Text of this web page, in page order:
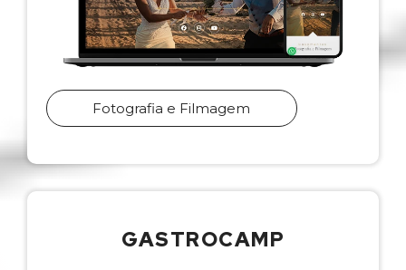
Fotografia e Filmagem
GASTROCAMP